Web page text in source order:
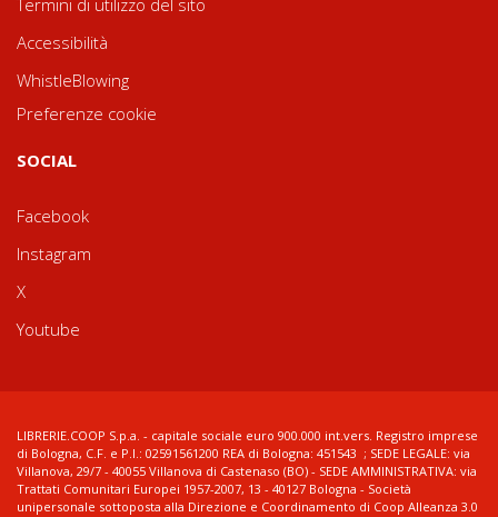
Accessibilità
WhistleBlowing
Preferenze cookie
SOCIAL
Facebook
Instagram
X
Youtube
LIBRERIE.COOP S.p.a. - capitale sociale euro 900.000 int.vers. Registro imprese
di Bologna, C.F. e P.I.: 02591561200 REA di Bologna: 451543 ; SEDE LEGALE: via
Villanova, 29/7 - 40055 Villanova di Castenaso (BO) - SEDE AMMINISTRATIVA: via
Trattati Comunitari Europei 1957-2007, 13 - 40127 Bologna - Società
unipersonale sottoposta alla Direzione e Coordinamento di Coop Alleanza 3.0